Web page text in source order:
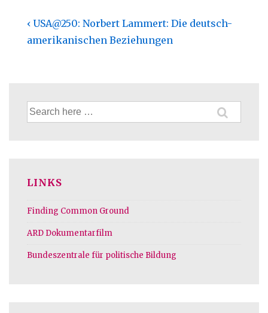
Beitragsnavigation
Previous
Post
‹ USA@250: Norbert Lammert: Die deutsch-
amerikanischen Beziehungen
Suche
nach:
LINKS
Finding Common Ground
ARD Dokumentarfilm
Bundeszentrale für politische Bildung